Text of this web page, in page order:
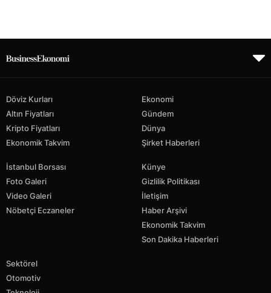
Döviz Kurları
Altın Fiyatları
Kripto Fiyatları
Ekonomik Takvim
Ekonomi
Gündem
Dünya
Şirket Haberleri
İstanbul Borsası
Foto Galeri
Video Galeri
Nöbetçi Eczaneler
Künye
Gizlilik Politikası
İletişim
Haber Arşivi
Ekonomik Takvim
Son Dakika Haberleri
Sektörel
Otomotiv